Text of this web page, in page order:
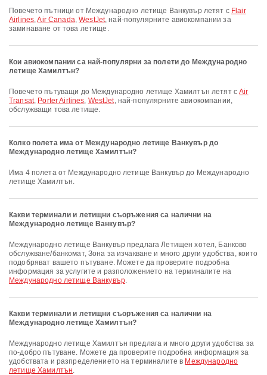
Повечето пътници от Международно летище Ванкувър летят с Flair
Airlines,Air Canada,WestJet, най-популярните авиокомпании за
заминаване от това летище.
Кои авиокомпании са най-популярни за полети до Международно
летище Хамилтън?
Повечето пътуващи до Международно летище Хамилтън летят сAir
Transat, Porter Airlines, WestJet, най-популярните авиокомпании,
обслужващи това летище.
Колко полета има от Международно летище Ванкувър до
Международно летище Хамилтън?
Има 4 полета от Международно летище Ванкувър до Международно
летище Хамилтън.
Какви терминали и летищни съоръжения са налични на
Международно летище Ванкувър?
Международно летище Ванкувър предлага Летищен хотел, Банково
обслужване/банкомат, Зона за изчакване и много други удобства, които
подобряват вашето пътуване. Можете да проверите подробна
информация за услугите и разположението на терминалите на
Международно летище Ванкувър.
Какви терминали и летищни съоръжения са налични на
Международно летище Хамилтън?
Международно летище Хамилтън предлага и много други удобства за
по-добро пътуване. Можете да проверите подробна информация за
удобствата и разпределението на терминалите в Международно
летище Хамилтън.